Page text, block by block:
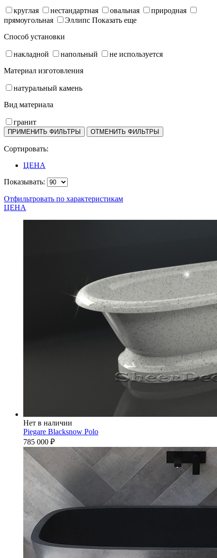
круглая нестандартная овальная
природная
прямоугольная
Эллипс Показать еще
Способ установки
накладной напольный
не используется
Материал изготовления
натуральный камень
Вид материала
гранит
Сортировать:
ЦЕНА
Показывать:
Отфильтровать по характеристикам
ЦЕНА
Нет в наличии
Piegare Blacksnow Polo
785 000 ₽